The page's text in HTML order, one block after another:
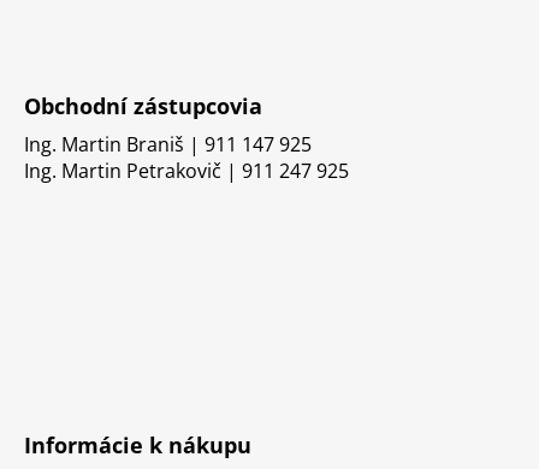
Obchodní zástupcovia
Ing. Martin Braniš | 911 147 925
Ing. Martin Petrakovič | 911 247 925
Informácie k nákupu